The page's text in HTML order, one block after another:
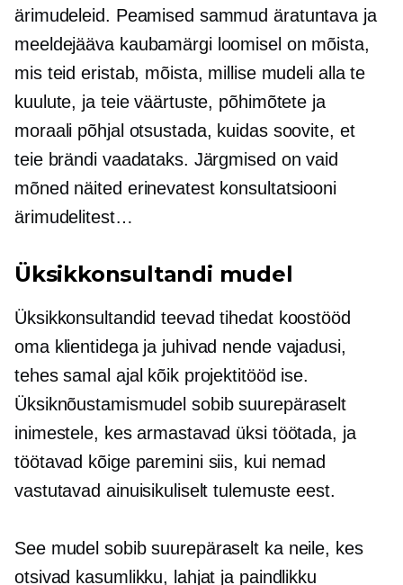
ärimudeleid. Peamised sammud äratuntava ja
meeldejääva kaubamärgi loomisel on mõista,
mis teid eristab, mõista, millise mudeli alla te
kuulute, ja teie väärtuste, põhimõtete ja
moraali põhjal otsustada, kuidas soovite, et
teie brändi vaadataks. Järgmised on vaid
mõned näited erinevatest konsultatsiooni
ärimudelitest…
Üksikkonsultandi mudel
Üksikkonsultandid teevad tihedat koostööd
oma klientidega ja juhivad nende vajadusi,
tehes samal ajal kõik projektitööd ise.
Üksiknõustamismudel sobib suurepäraselt
inimestele, kes armastavad üksi töötada, ja
töötavad kõige paremini siis, kui nemad
vastutavad ainuisikuliselt tulemuste eest.
See mudel sobib suurepäraselt ka neile, kes
otsivad kasumlikku, lahjat ja paindlikku